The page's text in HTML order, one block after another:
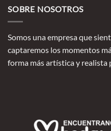
SOBRE NOSOTROS
Somos una empresa que
captaremos los momentos
forma más artística y realista